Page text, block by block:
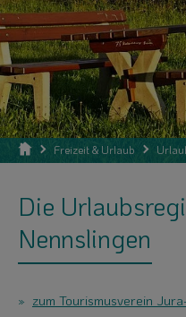
Freizeit & Urlaub
Die
Nennslingen
zum Tourismusverein